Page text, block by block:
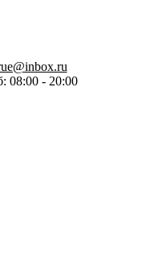
08:00 - 20:00